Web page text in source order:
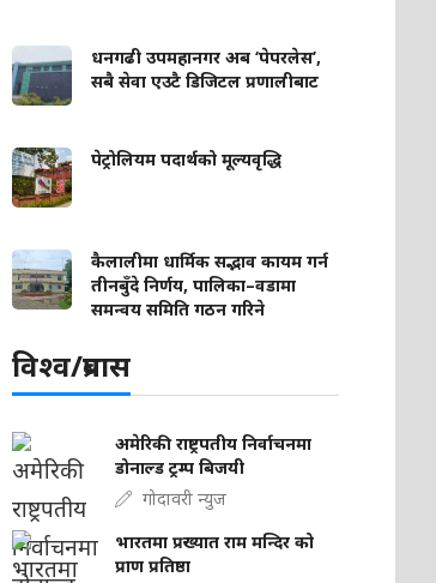
धनगढी उपमहानगर अब ‘पेपरलेस’,
सबै सेवा एउटै डिजिटल प्रणालीबाट
पेट्रोलियम पदार्थको मूल्यवृद्धि
कैलालीमा धार्मिक सद्भाव कायम गर्न
तीनबुँदे निर्णय, पालिका–वडामा
समन्वय समिति गठन गरिने
विश्व/प्रबास
अमेरिकी राष्ट्रपतीय निर्वाचनमा
डोनाल्ड ट्रम्प बिजयी
गोदावरी न्युज
भारतमा प्रख्यात राम मन्दिर को
प्राण प्रतिष्ठा